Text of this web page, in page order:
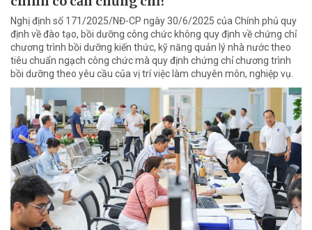
Nghị định số 171/2025/NĐ-CP ngày 30/6/2025 của Chính phủ quy
định về đào tạo, bồi dưỡng công chức không quy định về chứng chỉ
chương trình bồi dưỡng kiến thức, kỹ năng quản lý nhà nước theo
tiêu chuẩn ngạch công chức mà quy định chứng chỉ chương trình
bồi dưỡng theo yêu cầu của vị trí việc làm chuyên môn, nghiệp vụ.